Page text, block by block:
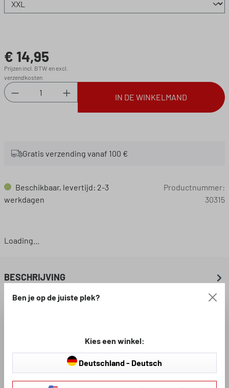
Normale prijs:
€ 14,95
Prijzen incl. BTW en excl.
verzendkosten
Producthoeveelheid: Voer de gewenste
IN DE WINKELMAND
Gratis verzending vanaf 100 €
Beschikbaar, levertijd: 2-3
werkdagen
Productnummer:
30315
Loading...
BESCHRIJVING
Ben je op de juiste plek?
Kies een winkel:
Deutschland - Deutsch